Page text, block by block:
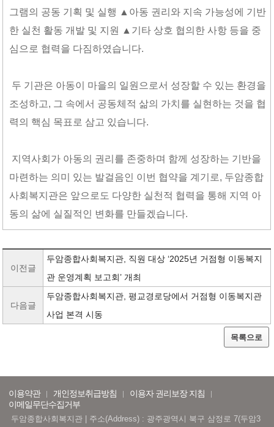
그램의 공동 기획 및 실행 ▲ 아동 권리와 지속 가능성에 기반
한 실천 활동 개발 및 지원
▲ 기타 상호 협의한 사항 등을 중
심으로 협력을 다짐하였습니다.
두 기관은 아동이 마을의 일원으로서 성장할 수 있는 환경을
조성하고, 그 속에서 공동체적 삶의 가치를 실현하는 것을 협
력의 핵심 목표로 삼고 있습니다.
지역사회가 아동의 권리를 존중하며 함께 성장하는 기반을
마련하는 의미 있는 발걸음인 이번 협약을 계기로, 두암종합
사회복지관은 앞으로도 다양한 실천적 협력을 통해 지역 아
동의 삶에 실질적인 변화를 만들겠습니다.
이전글
두암종합사회복지관, 직원 대상 ‘2025년 거점형 이동복지
관 운영계획 보고회’ 개최
다음글
두암종합사회복지관, 평교경로당에서 거점형 이동복지관
사업 본격 시동
목록으로
이용약관 개인정보취급방침
이용자 권리보장 지침
이메일무단수집거부
두암종합사회복지관 | 주소(Address) : 광주광역시 북구 삼정로 7(두암3